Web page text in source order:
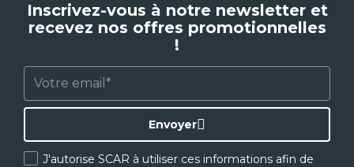
Inscrivez-vous à notre newsletter et
recevez nos offres promotionnelles
!
J'autorise SCAR à utiliser ces informations afin de
Envoyer